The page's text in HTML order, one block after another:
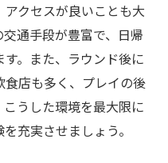
アクセスが良いことも大
通手段が豊富で、日帰
。また、ラウンド後に
店も多く、プレイの後
うした環境を最大限に
充実させましょう。